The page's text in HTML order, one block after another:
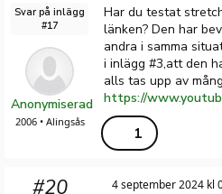
Svar på inlägg
#17
Anonymiserad
2006 • Alingsås
Har du testat
länken? Den har
andra i samma
i inlägg #3,att den
alls tas upp av
1
#20
4 september 2024 kl